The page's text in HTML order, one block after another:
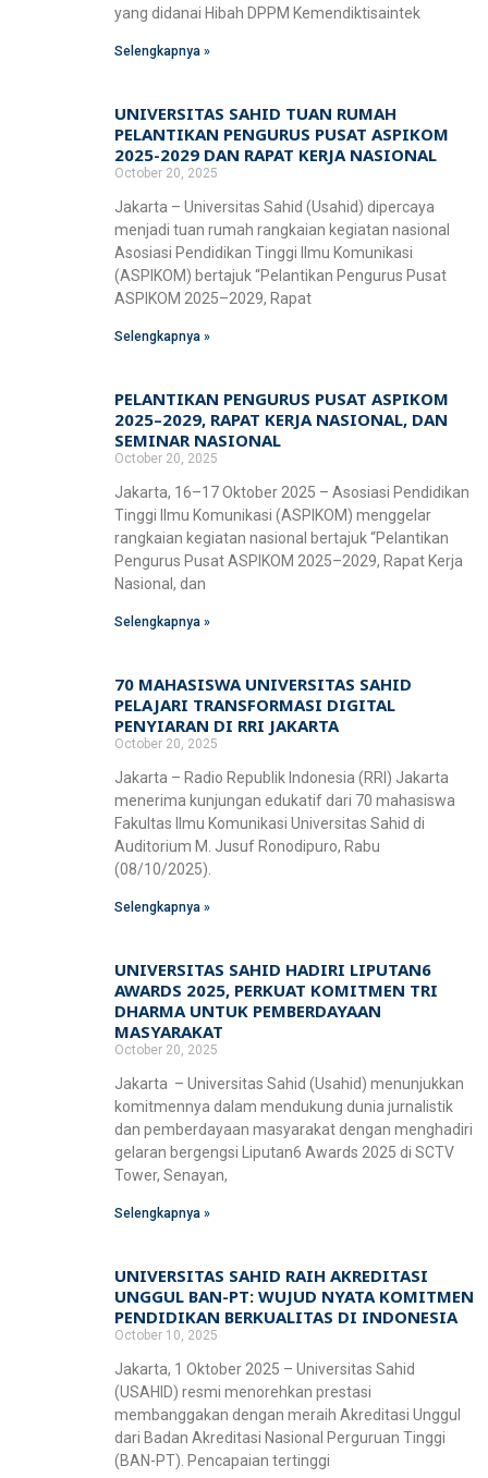
yang didanai Hibah DPPM Kemendiktisaintek
Selengkapnya »
UNIVERSITAS SAHID TUAN RUMAH
PELANTIKAN PENGURUS PUSAT ASPIKOM
2025-2029 DAN RAPAT KERJA NASIONAL
October 20, 2025
Jakarta – Universitas Sahid (Usahid) dipercaya
menjadi tuan rumah rangkaian kegiatan nasional
Asosiasi Pendidikan Tinggi Ilmu Komunikasi
(ASPIKOM) bertajuk “Pelantikan Pengurus Pusat
ASPIKOM 2025–2029, Rapat
Selengkapnya »
PELANTIKAN PENGURUS PUSAT ASPIKOM
2025–2029, RAPAT KERJA NASIONAL, DAN
SEMINAR NASIONAL
October 20, 2025
Jakarta, 16–17 Oktober 2025 – Asosiasi Pendidikan
Tinggi Ilmu Komunikasi (ASPIKOM) menggelar
rangkaian kegiatan nasional bertajuk “Pelantikan
Pengurus Pusat ASPIKOM 2025–2029, Rapat Kerja
Nasional, dan
Selengkapnya »
70 MAHASISWA UNIVERSITAS SAHID
PELAJARI TRANSFORMASI DIGITAL
PENYIARAN DI RRI JAKARTA
October 20, 2025
Jakarta – Radio Republik Indonesia (RRI) Jakarta
menerima kunjungan edukatif dari 70 mahasiswa
Fakultas Ilmu Komunikasi Universitas Sahid di
Auditorium M. Jusuf Ronodipuro, Rabu
(08/10/2025).
Selengkapnya »
UNIVERSITAS SAHID HADIRI LIPUTAN6
AWARDS 2025, PERKUAT KOMITMEN TRI
DHARMA UNTUK PEMBERDAYAAN
MASYARAKAT
October 20, 2025
Jakarta – Universitas Sahid (Usahid) menunjukkan
komitmennya dalam mendukung dunia jurnalistik
dan pemberdayaan masyarakat dengan menghadiri
gelaran bergengsi Liputan6 Awards 2025 di SCTV
Tower, Senayan,
Selengkapnya »
UNIVERSITAS SAHID RAIH AKREDITASI
UNGGUL BAN-PT: WUJUD NYATA KOMITMEN
PENDIDIKAN BERKUALITAS DI INDONESIA
October 10, 2025
Jakarta, 1 Oktober 2025 – Universitas Sahid
(USAHID) resmi menorehkan prestasi
membanggakan dengan meraih Akreditasi Unggul
dari Badan Akreditasi Nasional Perguruan Tinggi
(BAN-PT). Pencapaian tertinggi